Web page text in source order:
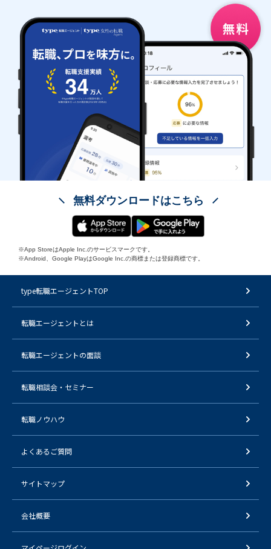
無料ダウンロードはこちら
※App StoreはApple Inc.のサービスマークです。
※Android、Google PlayはGoogle Inc.の商標または登録商標です。
type転職エージェントTOP
転職エージェントとは
転職エージェントの面談
転職相談会・セミナー
転職ノウハウ
よくあるご質問
サイトマップ
会社概要